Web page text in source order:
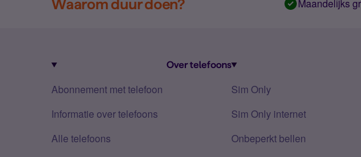
Waarom duur doen? Maandelijks
Over telefoons
Abonnement met telefoon
Informatie over telefoons
Alle telefoons
Sim Only
Sim Only internet
Onbeperkt bellen